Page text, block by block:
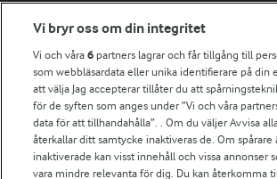
Fler Arlasajter
För ägare
Arlas kundportal
Arla.com
Falbygdens Ost
Arla webbshop
Vi bryr oss om din integritet
Vi och våra6 partners lagrar och får tillgång till
som webbläsardata eller unika identifierare på din
att välja Jag accepterar tillåter du att
för de syften som anges under ”Vi och våra
data för att tillhandahålla”. . Om du väljer Avvisa
återkallar ditt samtycke inaktiveras de. Om spårare
inaktiverade kan visst innehåll och vissa annonser
vara mindre relevanta för dig. Du kan återkomma